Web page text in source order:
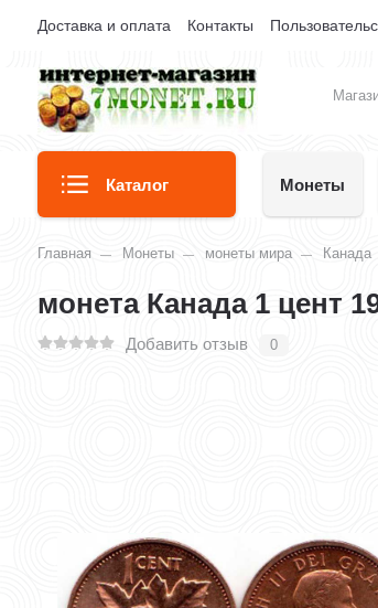
Доставка и оплата Контакты
Каталог Монеты
Главная Монеты монеты мира Канада
монета Канада 1 цент
Добавить отзыв 0